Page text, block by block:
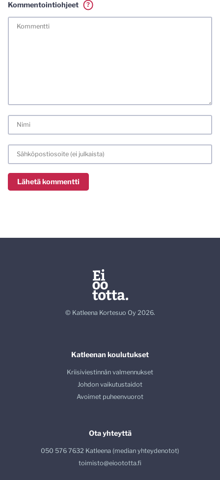
Kommentointiohjeet
?
meiliosoitteen. Minua ja mielipiteitäni saa ilman muuta
© Katleena Kortesuo Oy 2026.
Katleenan koulutukset
Kriisiviestinnän valmennukset
Johdon vaikutustaidot
Avoimet puheenvuorot
Ota yhteyttä
050 576 7632 Katleena (median yhteydenotot)
toimisto@eioototta.fi